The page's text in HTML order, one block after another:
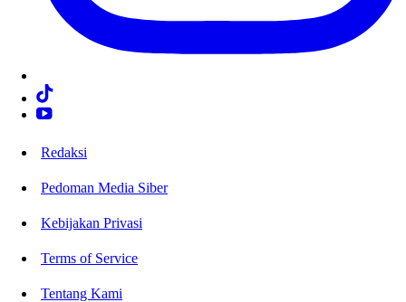
Redaksi
Pedoman Media Siber
Kebijakan Privasi
Terms of Service
Tentang Kami